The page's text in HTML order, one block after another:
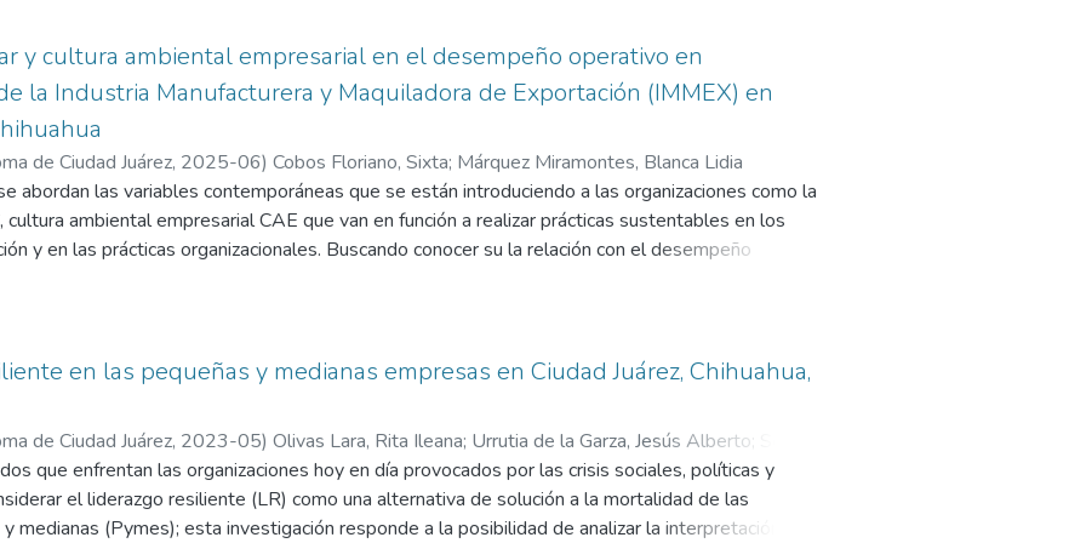
Empresarial está fundamentada por la Teoría del Triple
Line; por su parte, la Transformación Digital se basa en la Teoría
y la Turbulencia Ambiental se sustenta con la Teoría de la
adoptada para esta investigación es un diseño mixto explicativo
primarios utilizando un enfoque cuantitativo con diseño no
y transversal; y un enfoque cualitativo con un diseño basado en
La unidad de análisis en la parte cuantitativa son empleados
excepto gerentes o propietarios, de Pymes hoteleras y
o propietarios de las empresas mencionadas anteriormente. Para
se utilizó la encuesta (on-line y formato impreso) y la entrevista.
y cultura ambiental empresarial en el desempeño operativo en
la Industria Manufacturera y Maquiladora de Exportación (IMMEX) en
de Ciudad Juárez, 2025-06) Cobos Floriano, Sixta; Márquez Miramontes, Blanca Lidia
abordan las variables contemporáneas que se están introduciendo a las organizaciones como la
cultura ambiental empresarial CAE que van en función a realizar prácticas sustentables en los
y en las prácticas organizacionales. Buscando conocer su la relación con el desempeño
organizaciones de la Industria Manufacturera y Maquiladora de exportación (IMMEX) de ciudad
la problemática del porque realizar la investigación, la justificación, los objetivos e
El capítulo dos se conformado por marco epistemológico, marco conceptual, marco teórico
del lugar del estudio.
el capítulo tres que aborda método utilizado, el instrumento aplicar, el tipo de estadística
cuatro se plasmaron los resultados obtenidos cuantitativos y cualitativos.
la discusión de los resultados y la comparación y argumentación con otras investigaciones y
realizar una conclusión de los hallazgos, limitaciones y recomendaciones en el capítulo seis.
en las pequeñas y medianas empresas en Ciudad Juárez, Chihuahua,
de Ciudad Juárez, 2023-05) Olivas Lara, Rita Ileana; Urrutia de la Garza, Jesús Alberto;
;Díaz Acevedo, Natalie Berenice
que enfrentan las organizaciones hoy en día provocados por las crisis sociales, políticas y
el liderazgo resiliente (LR) como una alternativa de solución a la mortalidad de las
medianas (Pymes); esta investigación responde a la posibilidad de analizar la interpretación